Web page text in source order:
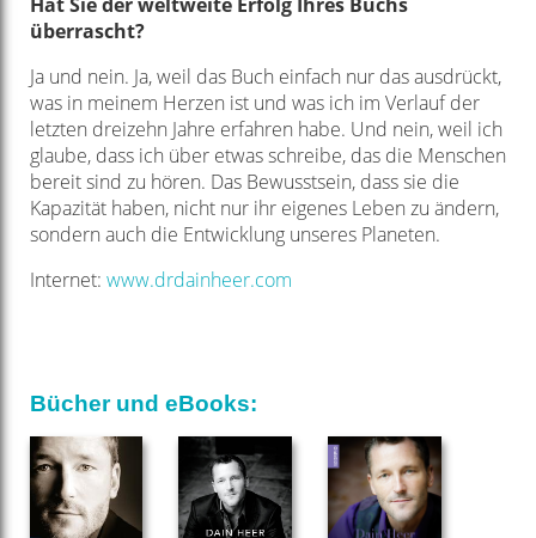
überrascht?
Ja und nein. Ja, weil das Buch einfach nur das ausdrückt,
was in meinem Herzen ist und was ich im Verlauf der
letzten dreizehn Jahre erfahren habe. Und nein, weil ich
glaube, dass ich über etwas schreibe, das die Menschen
bereit sind zu hören. Das Bewusstsein, dass sie die
Kapazität haben, nicht nur ihr eigenes Leben zu ändern,
sondern auch die Entwicklung unseres Planeten.
Internet: www.drdainheer.com
Bücher und eBooks: